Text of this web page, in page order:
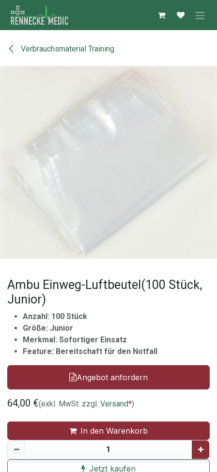
Zum Inhalt springen
Verbrauchsmaterial Training
Ambu Einweg-Luftbeutel(100 Stück,
Junior)
Anzahl: 100 Stück
Größe: Junior
Merkmal: Sofortiger Einsatz
Feature: Bereitschaft für den Notfall
Angebot anfordern
64,00 €(exkl. MwSt. zzgl. Versand*)
In den Warenkorb
Jetzt kaufen